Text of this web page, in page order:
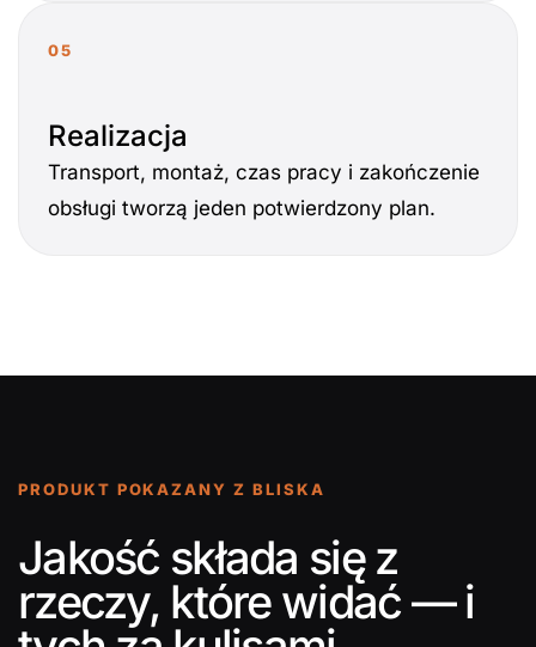
05
Realizacja
Transport, montaż, czas pracy i zakończenie
obsługi tworzą jeden potwierdzony plan.
PRODUKT POKAZANY Z BLISKA
Jakość składa się z
rzeczy, które widać — i